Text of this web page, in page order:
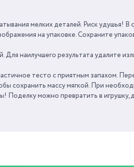
мелких деталей. Риск удушья! В
на упаковке. Сохраните
наилучшего результата удалите
тесто с приятным запахом.
сохранить массу мягкой. При
Поделку можно превратить в игрушку,